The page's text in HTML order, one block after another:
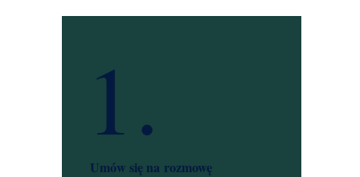
1.
Umów się na rozmowę